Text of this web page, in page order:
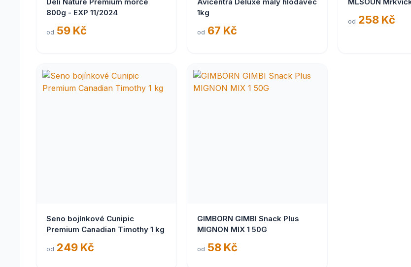
800g - EXP 11/2024
od 59 Kč
1kg
od 67 Kč
od 258 Kč
Seno bojínkové Cunipic
Premium Canadian Timothy 1 kg
od 249 Kč
GIMBORN GIMBI Snack Plus
MIGNON MIX 1 50G
od 58 Kč